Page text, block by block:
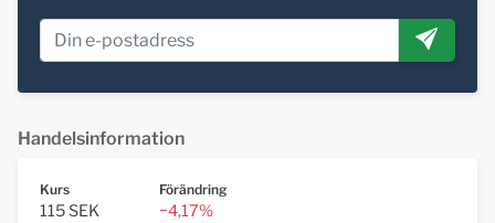
Handelsinformation
Kurs
115 SEK
Förändring
−4,17%